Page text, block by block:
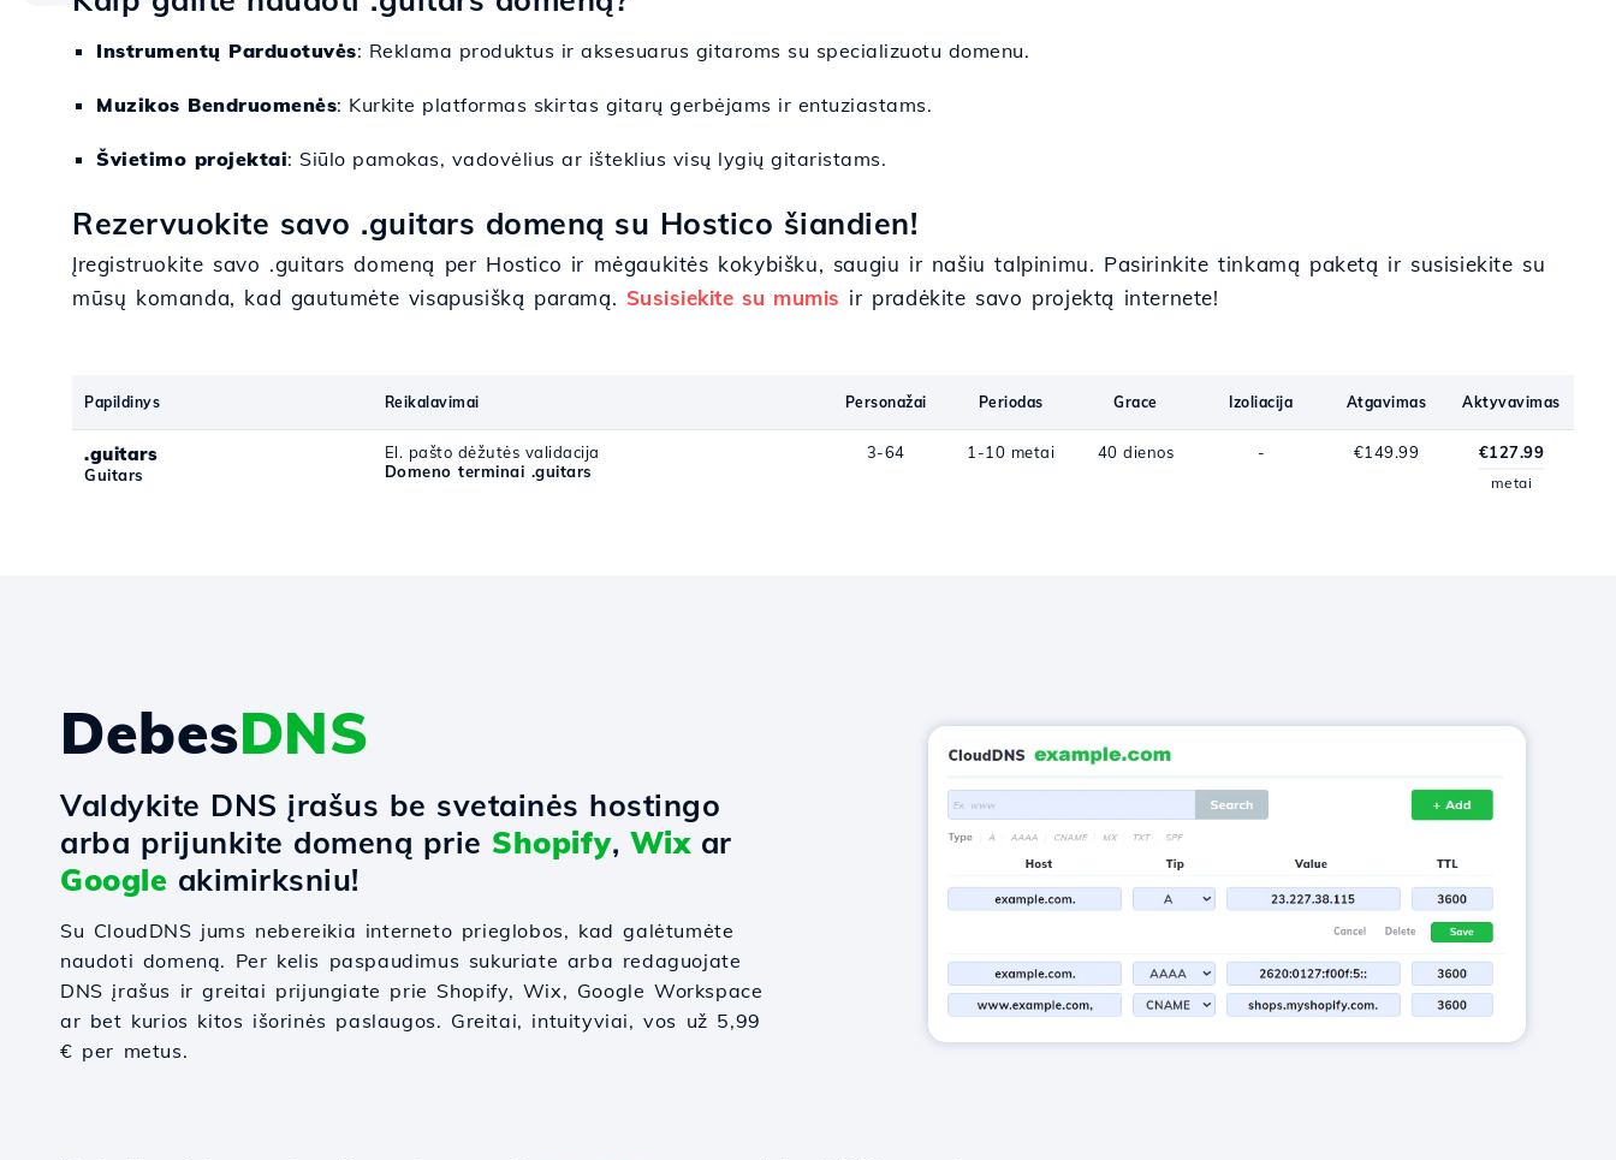
Instrumentų Parduotuvės: Reklama produktus ir aksesuarus gitaroms su specializuotu domenu.
Muzikos Bendruomenės: Kurkite platformas skirtas gitarų gerbėjams ir entuziastams.
Švietimo projektai: Siūlo pamokas, vadovėlius ar išteklius visų lygių gitaristams.
Rezervuokite savo .guitars domeną su Hostico šiandien!
Įregistruokite savo .guitars domeną per Hostico ir mėgaukitės kokybišku, saugiu ir našiu talpinimu. Pasirinkite tinkamą paketą ir susisiekite su
mūsų komanda, kad gautumėte visapusišką paramą. Susisiekite su mumis ir pradėkite savo projektą internete!
Papildinys Reikalavimai Personažai Periodas Grace Izoliacija Atgavimas Aktyvavimas
.guitars
Guitars
El. pašto dėžutės validacija
Domeno terminai .guitars
3-64 1-10 metai 40 dienos - €149.99 €127.99
metai
DebesDNS
Valdykite DNS įrašus be svetainės hostingo
arba prijunkite domeną prie Shopify, Wixar
Google akimirksniu!
Su CloudDNS jums nebereikia interneto prieglobos, kad galėtumėte
naudoti domeną. Per kelis paspaudimus sukuriate arba redaguojate
DNS įrašus ir greitai prijungiate prie Shopify, Wix, Google Workspace
ar bet kurios kitos išorinės paslaugos. Greitai, intuityviai, vos už 5,99
€ per metus.